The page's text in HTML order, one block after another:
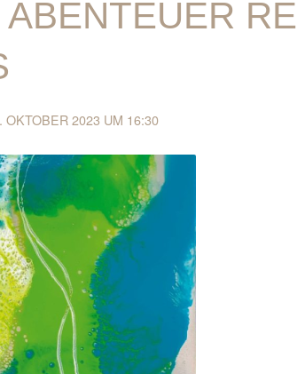
OKTOBER 2023 UM 16:30